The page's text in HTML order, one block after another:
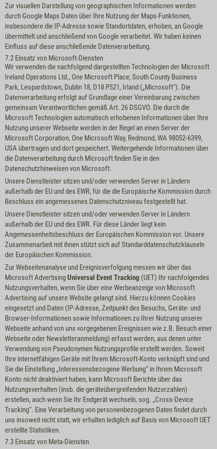
Zur visuellen Darstellung von geographischen Informationen werden
durch Google Maps Daten über Ihre Nutzung der Maps-Funktionen,
insbesondere die IP-Adresse sowie Standortdaten, erhoben, an Google
übermittelt und anschließend von Google verarbeitet. Wir haben keinen
Einfluss auf diese anschließende Datenverarbeitung.
7.2 Einsatz von Microsoft-Diensten
Wir verwenden die nachfolgend dargestellten Technologien der Microsoft
Ireland Operations Ltd., One Microsoft Place, South County Business
Park, Leopardstown, Dublin 18, D18 P521, Irland („Microsoft“). Die
Datenverarbeitung erfolgt auf Grundlage einer Vereinbarung zwischen
gemeinsam Verantwortlichen gemäß Art. 26 DSGVO. Die durch die
Microsoft Technologien automatisch erhobenen Informationen über Ihre
Nutzung unserer Webseite werden in der Regel an einen Server der
Microsoft Corporation, One Microsoft Way, Redmond, WA 98052-6399,
USA übertragen und dort gespeichert. Weitergehende Informationen über
die Datenverarbeitung durch Microsoft finden Sie in den
Datenschutzhinweisen von Microsoft.
Unsere Dienstleister sitzen und/oder verwenden Server in Ländern
außerhalb der EU und des EWR, für die die Europäische Kommission durch
Beschluss ein angemessenes Datenschutzniveau festgestellt hat.
Unsere Dienstleister sitzen und/oder verwenden Server in Ländern
außerhalb der EU und des EWR. Für diese Länder liegt kein
Angemessenheitsbeschluss der Europäischen Kommission vor. Unsere
Zusammenarbeit mit ihnen stützt sich auf Standarddatenschutzklauseln
der Europäischen Kommission.
Zur Webseitenanalyse und Ereignisverfolgung messen wir über das
Microsoft AdvertisingUniversal Event Tracking (UET) Ihr nachfolgendes
Nutzungsverhalten, wenn Sie über eine Werbeanzeige von Microsoft
Advertising auf unsere Website gelangt sind. Hierzu können Cookies
eingesetzt und Daten (IP-Adresse, Zeitpunkt des Besuchs, Geräte- und
Browser-Informationen sowie Informationen zu Ihrer Nutzung unserer
Webseite anhand von uns vorgegebenen Ereignissen wie z.B. Besuch einer
Webseite oder Newsletteranmeldung) erfasst werden, aus denen unter
Verwendung von Pseudonymen Nutzungsprofile erstellt werden. Soweit
Ihre internetfähigen Geräte mit Ihrem Microsoft-Konto verknüpft sind und
Sie die Einstellung „Interessensbezogene Werbung“ in Ihrem Microsoft
Konto nicht deaktiviert haben, kann Microsoft Berichte über das
Nutzungsverhalten (insb. die geräteübergreifenden Nutzerzahlen)
erstellen, auch wenn Sie Ihr Endgerät wechseln, sog. „Cross-Device
Tracking“. Eine Verarbeitung von personenbezogenen Daten findet durch
uns insoweit nicht statt, wir erhalten lediglich auf Basis von Microsoft UET
erstellte Statistiken.
7.3 Einsatz von Meta-Diensten